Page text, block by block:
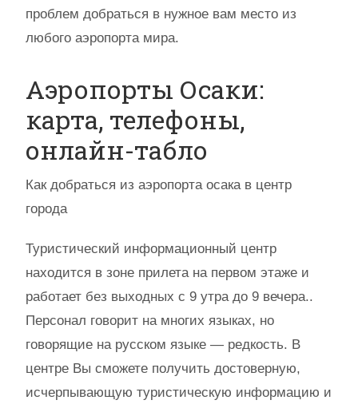
проблем добраться в нужное вам место из
любого аэропорта мира.
Аэропорты Осаки:
карта, телефоны,
онлайн-табло
Как добраться из аэропорта осака в центр
города
Туристический информационный центр
находится в зоне прилета на первом этаже и
работает без выходных с 9 утра до 9 вечера..
Персонал говорит на многих языках, но
говорящие на русском языке — редкость. В
центре Вы сможете получить достоверную,
исчерпывающую туристическую информацию и